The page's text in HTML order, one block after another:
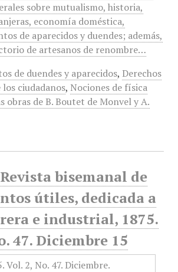
sobre mutualismo, historia,
economía doméstica,
de aparecidos y duendes; además,
de artesanos de renombre…
de duendes y aparecidos, Derechos
ciudadanos, Nociones de física
obras de B. Boutet de Monvel y A.
bisemanal de
útiles, dedicada a
e industrial, 1875.
47. Diciembre 15